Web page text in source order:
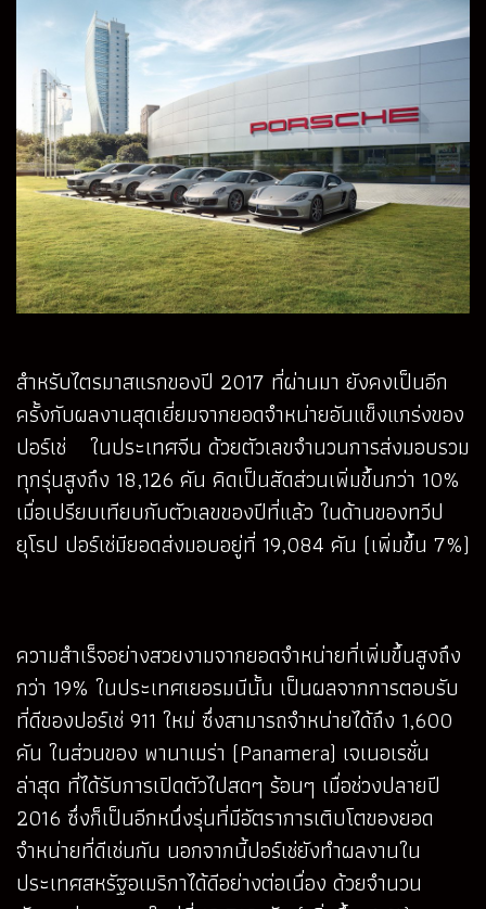
สำหรับไตรมาสแรกของปี 2017 ที่ผ่านมา ยังคงเป็นอีก
ครั้งกับผลงานสุดเยี่ยมจากยอดจำหน่ายอันแข็งแกร่งของ
ปอร์เช่ ในประเทศจีน ด้วยตัวเลขจำนวนการส่งมอบรวม
ทุกรุ่นสูงถึง 18,126 คัน คิดเป็นสัดส่วนเพิ่มขึ้นกว่า 10%
เมื่อเปรียบเทียบกับตัวเลขของปีที่แล้ว ในด้านของทวีป
ยุโรป ปอร์เช่มียอดส่งมอบอยู่ที่ 19,084 คัน (เพิ่มขึ้น 7%)
ความสำเร็จอย่างสวยงามจากยอดจำหน่ายที่เพิ่มขึ้นสูงถึง
กว่า 19% ในประเทศเยอรมนีนั้น เป็นผลจากการตอบรับ
ที่ดีของปอร์เช่ 911 ใหม่ ซึ่งสามารถจำหน่ายได้ถึง 1,600
คัน ในส่วนของ พานาเมร่า (Panamera) เจเนอเรชั่น
ล่าสุด ที่ได้รับการเปิดตัวไปสดๆ ร้อนๆ เมื่อช่วงปลายปี
2016 ซึ่งก็เป็นอีกหนึ่งรุ่นที่มีอัตราการเติบโตของยอด
จำหน่ายที่ดีเช่นกัน นอกจากนี้ปอร์เช่ยังทำผลงานใน
ประเทศสหรัฐอเมริกาได้ดีอย่างต่อเนื่อง ด้วยจำนวน